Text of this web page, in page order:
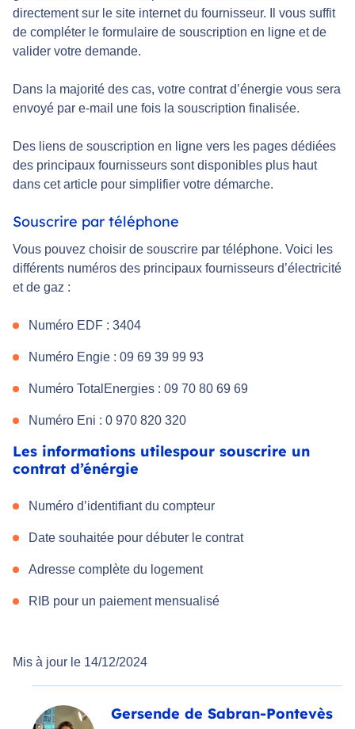
directement sur le site internet du fournisseur. Il vous suffit
de compléter le formulaire de souscription en ligne et de
valider votre demande.
Dans la majorité des cas, votre contrat d’énergie vous sera
envoyé par e-mail une fois la souscription finalisée.
Des liens de souscription en ligne vers les pages dédiées
des principaux fournisseurs sont disponibles plus haut
dans cet article pour simplifier votre démarche.
Souscrire par téléphone
Vous pouvez choisir de souscrire par téléphone. Voici les
différents numéros des principaux fournisseurs d’électricité
et de gaz :
Numéro EDF : 3404
Numéro Engie : 09 69 39 99 93
Numéro TotalEnergies : 09 70 80 69 69
Numéro Eni : 0 970 820 320
Les informations utilespour souscrire un
contrat d’énérgie
Numéro d’identifiant du compteur
Date souhaitée pour débuter le contrat
Adresse complète du logement
RIB pour un paiement mensualisé
Mis à jour le 14/12/2024
Gersende de Sabran-Pontevès